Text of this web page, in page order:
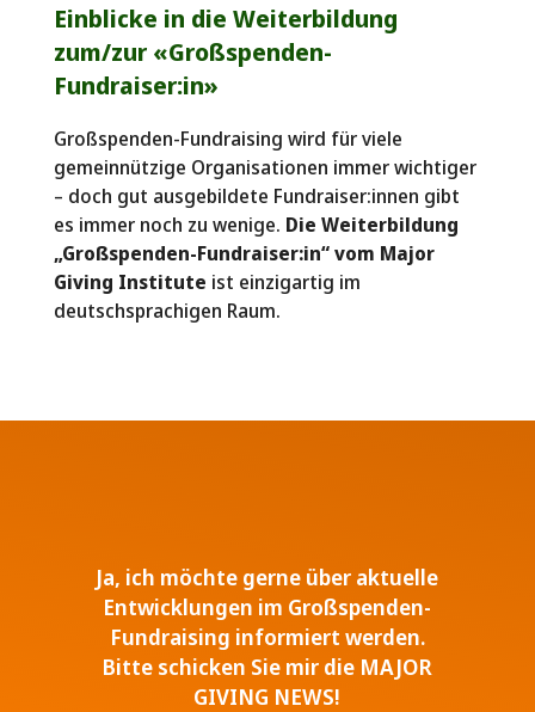
Einblicke in die Weiterbildung
zum/zur «Großspenden-
Fundraiser:in»
Großspenden-Fundraising wird für viele
gemeinnützige Organisationen immer wichtiger
– doch gut ausgebildete Fundraiser:innen gibt
es immer noch zu wenige. Die Weiterbildung
„Großspenden-Fundraiser:in“ vom Major
Giving Institute ist einzigartig im
deutschsprachigen Raum.
Ja, ich möchte gerne über aktuelle
Entwicklungen im Großspenden-
Fundraising informiert werden.
Bitte schicken Sie mir die MAJOR
GIVING NEWS!